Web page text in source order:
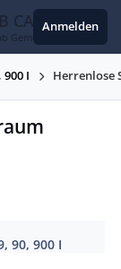
CARS
Gemeinschaft
Anmelden
900 I Herrenlose
90, 900 I